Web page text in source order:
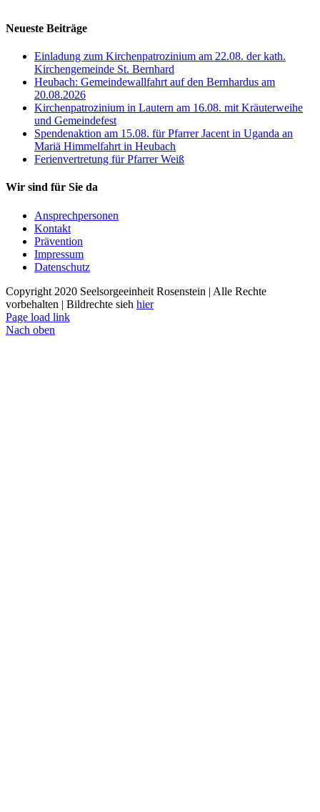
Neueste Beiträge
Einladung zum Kirchenpatrozinium am 22.08. der kath.
Kirchengemeinde St. Bernhard
Heubach: Gemeindewallfahrt auf den Bernhardus am
20.08.2026
Kirchenpatrozinium in Lautern am 16.08. mit Kräuterweihe
und Gemeindefest
Spendenaktion am 15.08. für Pfarrer Jacent in Uganda an
Mariä Himmelfahrt in Heubach
Ferienvertretung für Pfarrer Weiß
Wir sind für Sie da
Ansprechpersonen
Kontakt
Prävention
Impressum
Datenschutz
Copyright 2020 Seelsorgeeinheit Rosenstein | Alle Rechte
vorbehalten | Bildrechte sieh hier
Page load link
Nach oben